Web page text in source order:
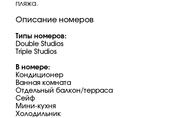
пляжа.
Описание номеров
Типы номеров:
Double Studios
Triple Studios
В номере:
Кондиционер
Ванная комната
Отдельный балкон/терраса
Сейф
Мини-кухня
Холодильник